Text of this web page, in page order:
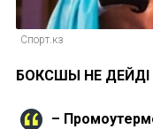
Спорт.кз
БОКСШЫ НЕ ДЕЙДІ
–